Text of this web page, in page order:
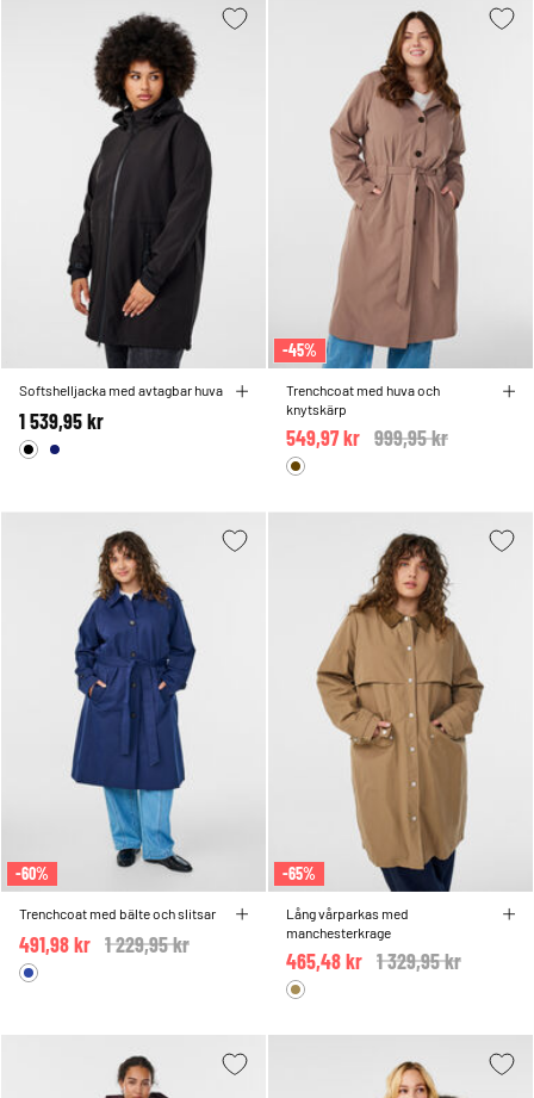
Softshelljacka med avtagbar huva
1 539,95 kr
-45%
Trenchcoat med huva och
knytskärp
Price reduced from
999,95 kr
549,97 kr
-60%
Trenchcoat med bälte och slitsar
Price reduced from
1 229,95 kr
491,98 kr
-65%
Lång vårparkas med
manchesterkrage
Price reduced from
1 329,95 kr
465,48 kr